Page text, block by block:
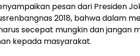
pesan dari Presiden
2018, bahwa dalam
secepat mungkin dan jangan
kepada masyarakat.